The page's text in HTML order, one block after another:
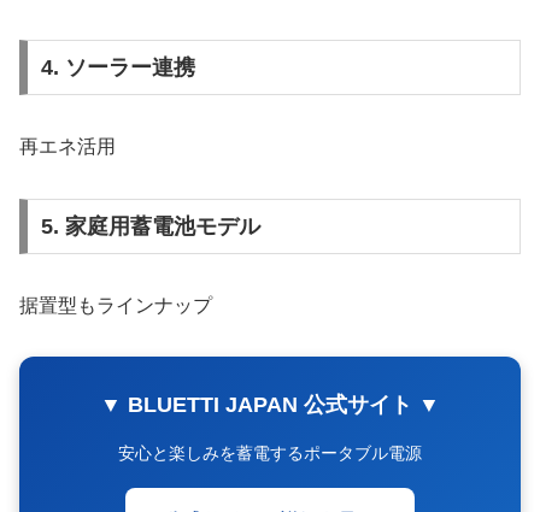
4. ソーラー連携
再エネ活用
5. 家庭用蓄電池モデル
据置型もラインナップ
▼ BLUETTI JAPAN 公式サイト ▼
安心と楽しみを蓄電するポータブル電源